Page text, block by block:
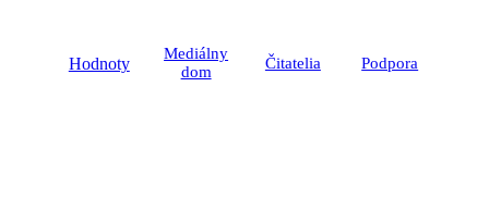
Hodnoty
Mediálny
dom
Čitatelia Podpora